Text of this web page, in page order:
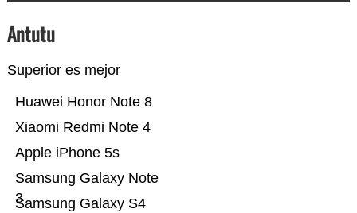
Antutu
Superior es mejor
Samsung Galaxy S4
Samsung Galaxy Note
3
Apple iPhone 5s
Xiaomi Redmi Note 4
Huawei Honor Note 8